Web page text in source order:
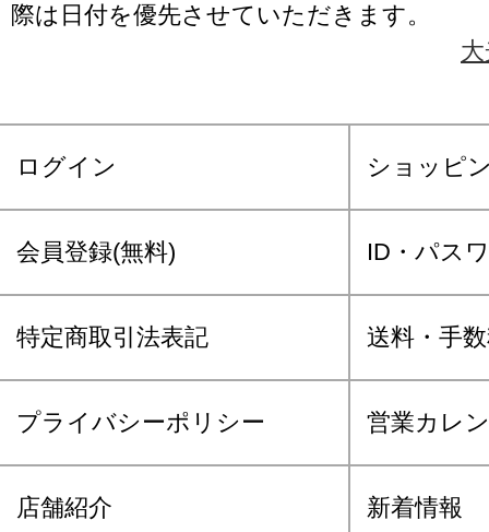
際は日付を優先させていただきます。
ログイン ショッピ
会員登録(無料) ID・パス
特定商取引法表記 送料・手
プライバシーポリシー 営業カレ
店舗紹介 新着情報